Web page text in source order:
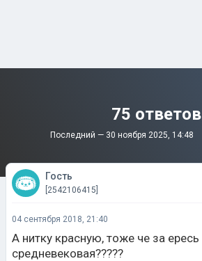
75 ответов
Последний — 30 ноября 2025, 14:48
Гость
[2542106415]
04 сентября 2018, 21:40
А нитку красную, тоже че за ересь
средневековая?????